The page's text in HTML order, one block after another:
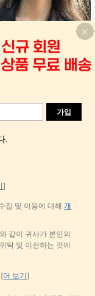
레귤러 핏 캐주얼 스포
원단 소재"
원단 소재"
원단 소재"
원단 소재"
(1000+)
가입
.
]
집 및 이용에 대해개
같이 귀사가 본인의
탁 및 이전하는 것에
더 보기]